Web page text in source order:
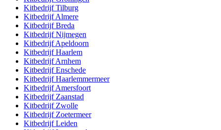
KitbedrijfTilburg
KitbedrijfAlmere
KitbedrijfBreda
KitbedrijfNijmegen
KitbedrijfApeldoorn
KitbedrijfHaarlem
KitbedrijfArnhem
KitbedrijfEnschede
KitbedrijfHaarlemmermeer
KitbedrijfAmersfoort
Kitbedrijf Zaanstad
Kitbedrijf Zwolle
Kitbedrijf Zoetermeer
KitbedrijfLeiden